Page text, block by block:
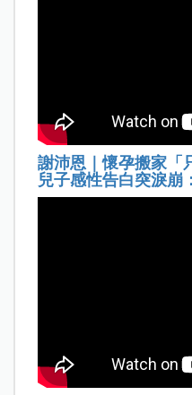
謝沛恩｜懷孕搬家「
兒子感性告白突淚崩